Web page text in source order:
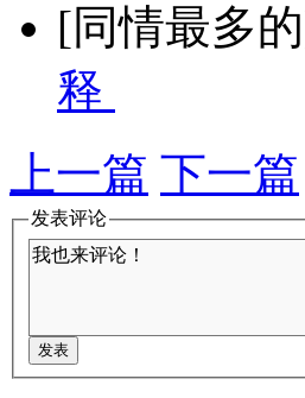
[同情最多
释
上一篇 下一篇
发表评论